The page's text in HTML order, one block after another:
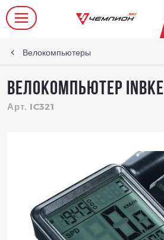
Велокомпьютеры
Велокомпьютер INBKE
Арт. IC321